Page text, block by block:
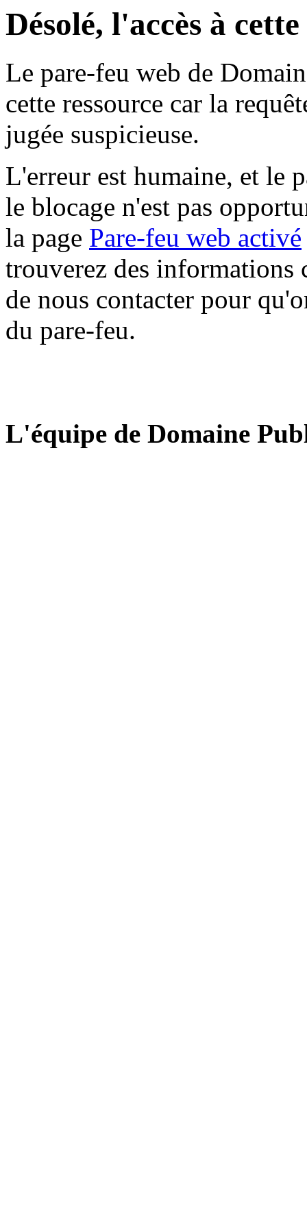
Désolé, l'accès à
Le pare-feu web de
cette ressource car la
jugée suspicieuse.
L'erreur est humaine, et le
le blocage n'est pas
la page Pare-feu web activé
trouverez des informations
de nous contacter pour
du pare-feu.
L'équipe de Domaine